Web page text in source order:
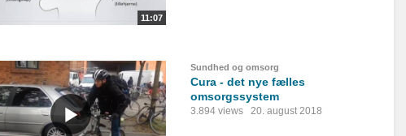
11:07
Sundhed og omsorg
Cura - det nye fælles
omsorgssystem
3.894 views 20. august 2018